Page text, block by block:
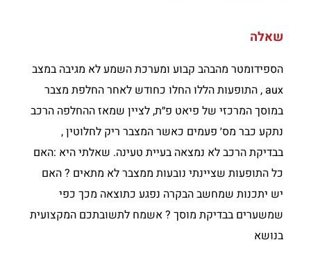
שאלה
הספידומטר מהבהב קבוע ומערכת השמע לא מגיבה במצב
aux , התופעות הללו החלו כחודש לאחר החלפת מצבר
במוסך המרכזי של פיאט פ״ת, לציין שמאז ההחלפה הרכב
נתקע כבר מס׳ פעמים כאשר המצבר ריק לחלוטין ,
בבדיקת הרכב לא נמצאה בעיית טעינה. שאלתי היא :האם
כל התופעות שציינתי נובעות ממצבר לא מתאים ? האם
יש יתכנות שמחשב הבקרה נפגע כתוצאה מכך כפי
שמשערים בבדיקת מוסך ? אשמח לתשובתכם המקצועית
בנושא